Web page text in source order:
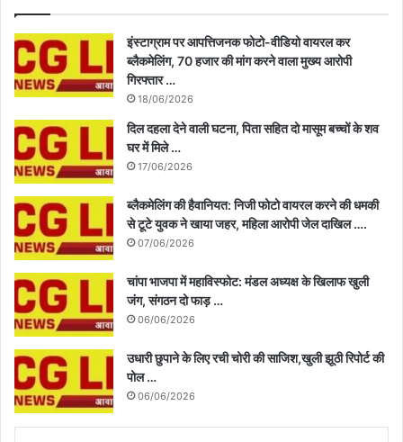
इंस्टाग्राम पर आपत्तिजनक फोटो-वीडियो वायरल कर
ब्लैकमेलिंग, 70 हजार की मांग करने वाला मुख्य आरोपी
गिरफ्तार …
18/06/2026
दिल दहला देने वाली घटना, पिता सहित दो मासूम बच्चों के शव
घर में मिले …
17/06/2026
ब्लैकमेलिंग की हैवानियत: निजी फोटो वायरल करने की धमकी
से टूटे युवक ने खाया जहर, महिला आरोपी जेल दाखिल ….
07/06/2026
चांपा भाजपा में महाविस्फोट: मंडल अध्यक्ष के खिलाफ खुली
जंग, संगठन दो फाड़ …
06/06/2026
उधारी छुपाने के लिए रची चोरी की साजिश,खुली झूठी रिपोर्ट की
पोल …
06/06/2026